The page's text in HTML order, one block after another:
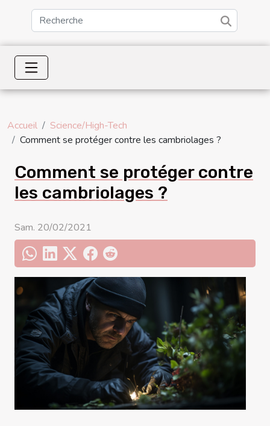
Accueil
Science/High-Tech
Comment se protéger contre les cambriolages ?
Comment se protéger contre
les cambriolages ?
Sam. 20/02/2021